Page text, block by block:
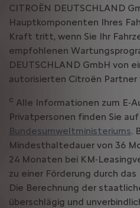
CITROËN DEUTSCHLAND
Hauptkomponenten Ihres
Kraft tritt, wenn Sie Ihr
empfohlenen
DEUTSCHLAND GmbH von
autorisierten Citroën Partner
c Alle Informationen zum E-
Privatpersonen finden Sie
Bundesumweltministeriums.
Mindesthaltedauer von 36
24 Monaten bei KM-
zu einer Förderung durch
Die Berechnung der
überschlägig und